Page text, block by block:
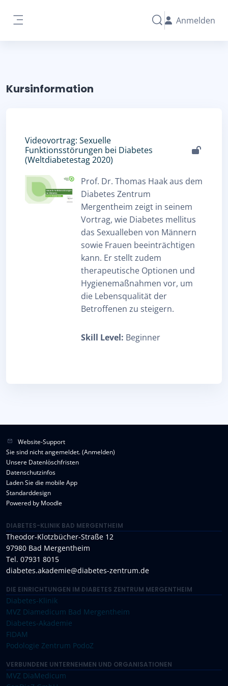
SucheingabeAnmelden
Kursinformation
Videovortrag: Sexuelle
Funktionsstörungen bei Diabetes
(Weltdiabetestag 2020)
Prof. Dr. Thomas Haak aus dem
Diabetes Zentrum
Mergentheim zeigt in seinem
Vortrag, wie Diabetes mellitus
das Sexualleben von Männern
sowie Frauen beeinträchtigen
kann. Er stellt zudem
therapeutische Optionen und
Hygienemaßnahmen vor, um
die Lebensqualität der
Betroffenen zu steigern.
Skill Level: Beginner
Website-Support
Sie sind nicht angemeldet. (Anmelden)
Unsere Datenlöschfristen
Datenschutzinfos
Laden Sie die mobile App
Standarddesign
Powered by Moodle
DIABETES-KLINIK BAD MERGENTHEIM
Theodor-Klotzbücher-Straße 12
97980 Bad Mergentheim
Tel. 07931 8015
diabetes.akademie@diabetes-zentrum.de
DIE EINRICHTUNGEN IM DIABETES ZENTRUM MERGENTHEIM
Diabetes-Klinik
MVZ Diamedicum Bad Mergentheim
Diabetes-Akademie
FIDAM
Podologie Zentrum PodoZ
VERBUNDENE UNTERNEHMEN UND ORGANISATIONEN
MVZ DiaMedicum